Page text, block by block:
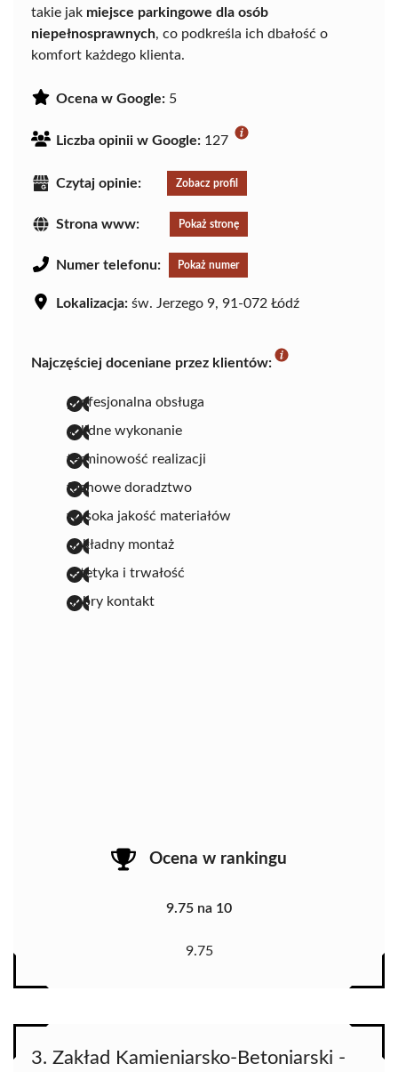
takie jak miejsce parkingowe dla osób
niepełnosprawnych, co podkreśla ich dbałość o
komfort każdego klienta.
Ocena w Google: 5
Liczba opinii w Google: 127
Czytaj opinie: Zobacz profil
Strona www: Pokaż stronę
Numer telefonu: Pokaż numer
Lokalizacja: św. Jerzego 9, 91-072 Łódź
Najczęściej doceniane przez klientów:
profesjonalna obsługa
solidne wykonanie
terminowość realizacji
fachowe doradztwo
wysoka jakość materiałów
dokładny montaż
estetyka i trwałość
dobry kontakt
Ocena w rankingu
9.75 na 10
9.75
3. Zakład Kamieniarsko-Betoniarski -